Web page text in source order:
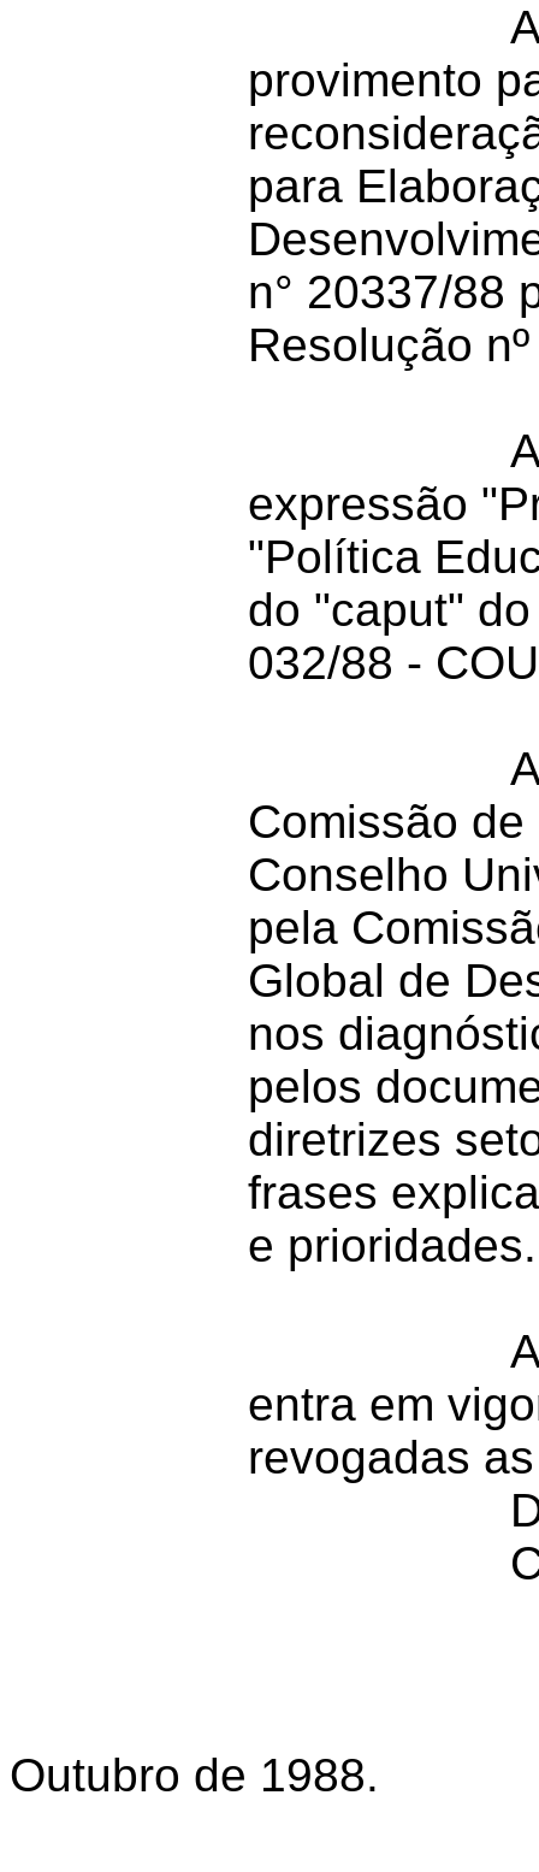
provimento
para
n° 20337/88
Resolução
expressão
"Política
do "caput"
032/88 -
Comissão
Conselho
pela
Global de
nos
pelos
diretrizes
frases
e prioridades.
entra em
revogadas
Outubro de 1988.